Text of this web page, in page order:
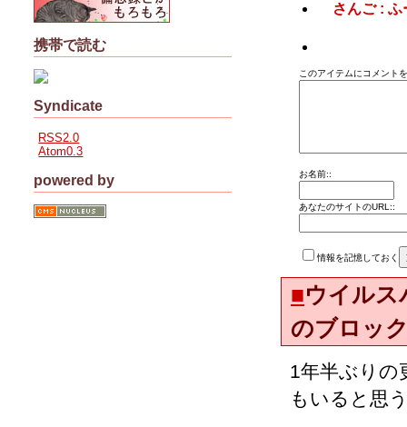
さんご :
このアイテムにコメント
お名前::
あなたのサイトのURL::
情報を記憶しておく
■ウイルス
のブロッ
1年半ぶり
もいると思
携帯で読む
Syndicate
RSS2.0
Atom0.3
powered by